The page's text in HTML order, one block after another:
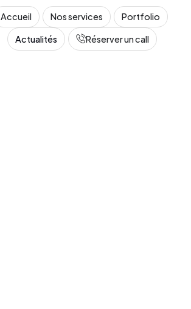
Accueil Nos services Portfolio
Actualités Réserver un call